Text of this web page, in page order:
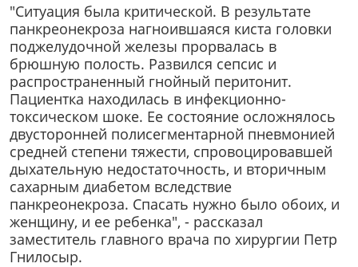
"Ситуация была критической. В результате
панкреонекроза нагноившаяся киста головки
поджелудочной железы прорвалась в
брюшную полость. Развился сепсис и
распространенный гнойный перитонит.
Пациентка находилась в инфекционно-
токсическом шоке. Ее состояние осложнялось
двусторонней полисегментарной пневмонией
средней степени тяжести, спровоцировавшей
дыхательную недостаточность, и вторичным
сахарным диабетом вследствие
панкреонекроза. Спасать нужно было обоих, и
женщину, и ее ребенка", - рассказал
заместитель главного врача по хирургии Петр
Гнилосыр.